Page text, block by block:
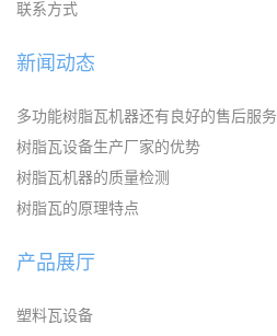
联系方式
新闻动态
多功能树脂瓦机器还有良好的售后服务
树脂瓦设备生产厂家的优势
树脂瓦机器的质量检测
树脂瓦的原理特点
产品展厅
塑料瓦设备